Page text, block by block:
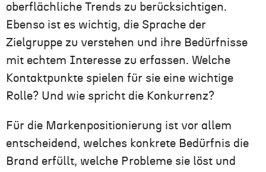
oberflächliche Trends zu berücksichtigen.
Ebenso ist es wichtig, die Sprache der
Zielgruppe zu verstehen und ihre Bedürfnisse
mit echtem Interesse zu erfassen. Welche
Kontaktpunkte spielen für sie eine wichtige
Rolle? Und wie spricht die Konkurrenz?
Für die Markenpositionierung ist vor allem
entscheidend, welches konkrete Bedürfnis die
Brand erfüllt, welche Probleme sie löst und